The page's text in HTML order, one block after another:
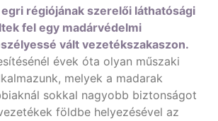
régiójának szerelői láthatósági
fel egy madárvédelmi
vált vezetékszakaszon.
évek óta olyan műszaki
melyek a madarak
sokkal nagyobb biztonságot
földbe helyezésével az